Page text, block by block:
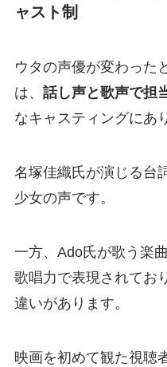
ャスト制
ウタの声優が変わった
は、 話し声と歌声で担
なキャスティングにあ
名塚佳織氏が演じる台
少女の声です。
一方、Ado氏が歌う楽
歌唱力で表現されてお
違いがあります。
映画を初めて観た視聴